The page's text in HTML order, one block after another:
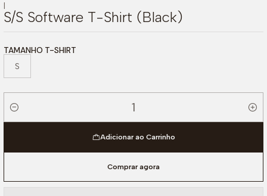
|
S/S Software T-Shirt (Black)
TAMANHO T-SHIRT
S
Quantidade
Adicionar ao Carrinho
Comprar agora